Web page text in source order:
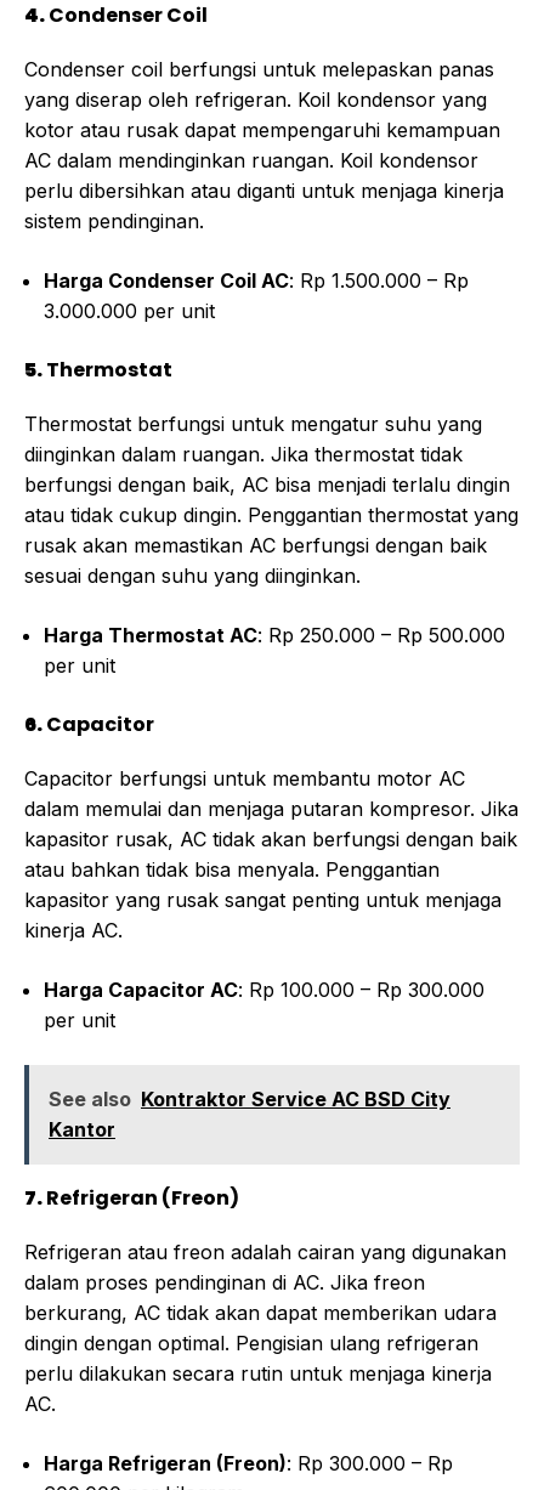
4.Condenser Coil
Condenser coil berfungsi untuk melepaskan panas
yang diserap oleh refrigeran. Koil kondensor yang
kotor atau rusak dapat mempengaruhi kemampuan
AC dalam mendinginkan ruangan. Koil kondensor
perlu dibersihkan atau diganti untuk menjaga kinerja
sistem pendinginan.
Harga Condenser Coil AC: Rp 1.500.000 – Rp
3.000.000 per unit
5.Thermostat
Thermostat berfungsi untuk mengatur suhu yang
diinginkan dalam ruangan. Jika thermostat tidak
berfungsi dengan baik, AC bisa menjadi terlalu dingin
atau tidak cukup dingin. Penggantian thermostat yang
rusak akan memastikan AC berfungsi dengan baik
sesuai dengan suhu yang diinginkan.
Harga Thermostat AC: Rp 250.000 – Rp 500.000
per unit
6.Capacitor
Capacitor berfungsi untuk membantu motor AC
dalam memulai dan menjaga putaran kompresor. Jika
kapasitor rusak, AC tidak akan berfungsi dengan baik
atau bahkan tidak bisa menyala. Penggantian
kapasitor yang rusak sangat penting untuk menjaga
kinerja AC.
Harga Capacitor AC: Rp 100.000 – Rp 300.000
per unit
See also Kontraktor Service AC BSD City
Kantor
7.Refrigeran (Freon)
Refrigeran atau freon adalah cairan yang digunakan
dalam proses pendinginan di AC. Jika freon
berkurang, AC tidak akan dapat memberikan udara
dingin dengan optimal. Pengisian ulang refrigeran
perlu dilakukan secara rutin untuk menjaga kinerja
AC.
Harga Refrigeran (Freon): Rp 300.000 – Rp